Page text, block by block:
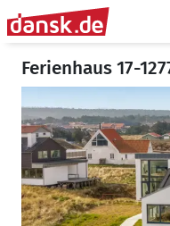
Ferienhaus 17-